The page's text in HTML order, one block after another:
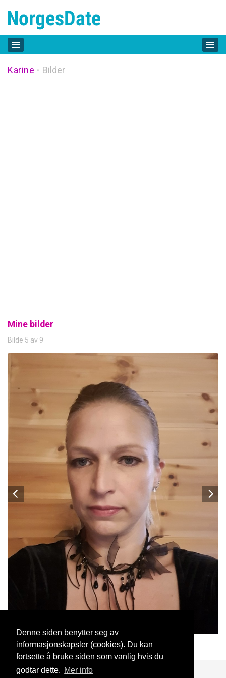
Denne siden benytter seg av
informasjonskapsler (cookies). Du kan
fortsette å bruke siden som vanlig hvis du
godtar dette. Mer info
Karine » Bilder
Mine bilder
Bilde 5 av 9
Karine 23 Mar, 2026
Blogg Support Kontakt oss